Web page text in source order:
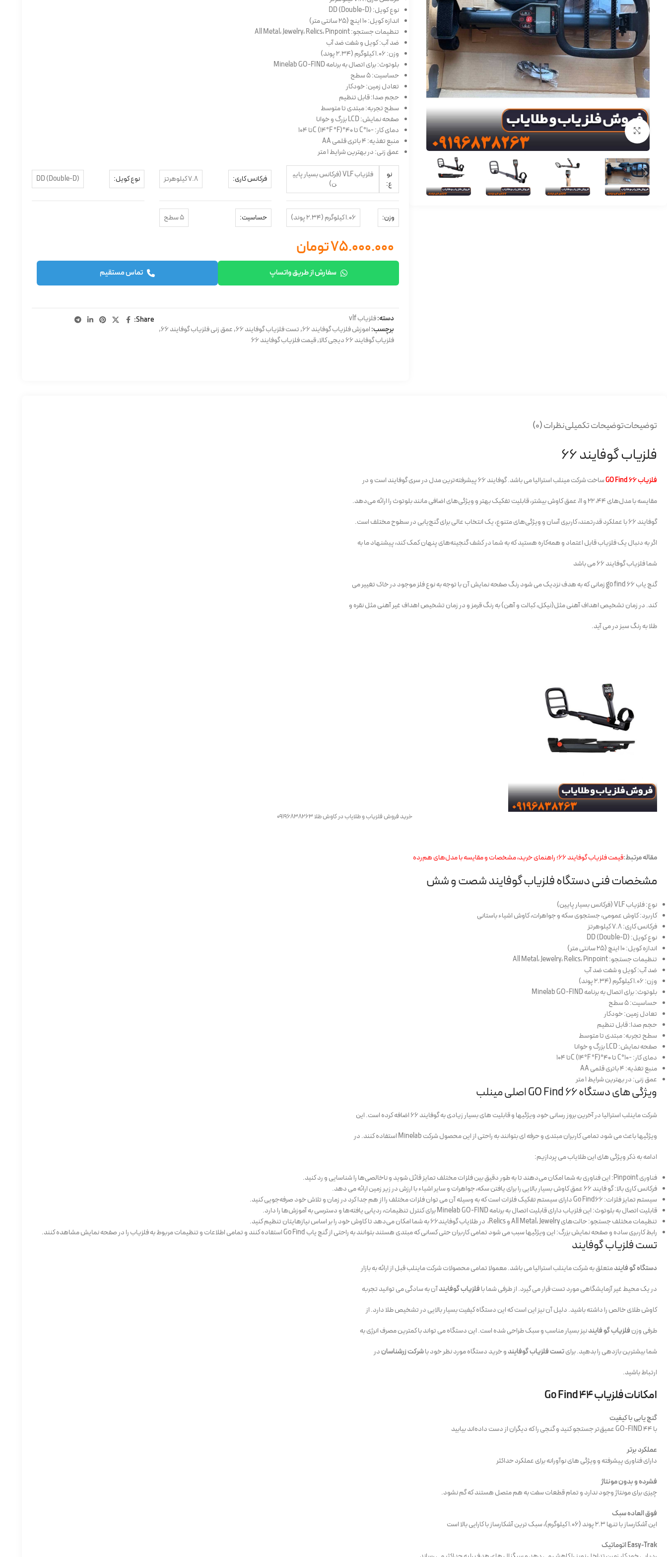
برای بزرگنمایی کلیک کنید
نوع کویل: DD (Double-D)
اندازه کویل: 10 اینچ (25 سانتی متر)
تنظیمات جستجو: All Metal، Jewelry، Relics، Pinpoint
ضد آب: کویل و شفت ضد آب
وزن: 1.06 کیلوگرم (2.34 پوند)
بلوتوث: برای اتصال به برنامه Minelab GO-FIND
حساسیت: 5 سطح
تعادل زمین: خودکار
حجم صدا: قابل تنظیم
سطح تجربه: مبتدی تا متوسط
صفحه نمایش: LCD بزرگ و خوانا
دمای کار: -10°C تا 40°C (14°F °F)تا 104
منبع تغذیه: 4 باتری قلمی AA
عمق زنی: در بهترین شرایط 1 متر
نو
ع:
فلزیاب VLF (فرکانس بسیار پایی
ن)
فرکانس کاری: 7.8 کیلوهرتز نوع کویل: DD (Double-D)
وزن: 1.06 کیلوگرم (2.34 پوند) حساسیت: 5 سطح
۷۵.۰۰۰.۰۰۰تومان
سفارش از طریق واتساپ تماس مستقیم
دسته:فلزیاب vlf
برچسب:اموزش فلزیاب گوفایند 66 ,تست فلزیاب گوفایند 66 ,عمق زنی فلزیاب گوفایند 66
,
فلزیاب گوفایند 66 دیجی کالا
,قیمت فلزیاب گوفایند 66
Share:
توضیحاتتوضیحات تکمیلینظرات (0)
فلزیاب گوفایند 66
فلزیاب GO Find 66
ساخت شرکت مینلب استرالیا می باشد. گوفایند 66 پیشرفته‌ترین مدل در سری گوفایند است و در
مقایسه با مدل‌های 44، 22 و 11، عمق کاوش بیشتر، قابلیت تفکیک بهتر و ویژگی‌های اضافی مانند بلوتوث را ارائه می‌دهد.
گوفایند 66 با عملکرد قدرتمند، کاربری آسان و ویژگی‌های متنوع، یک انتخاب عالی برای گنج‌یابی در سطوح مختلف است.
اگر به دنبال یک فلزیاب قابل اعتماد و همه‌کاره هستید که به شما در کشف گنجینه‌های پنهان کمک کند، پیشنهاد ما به
شما فلزیاب گوفایند 66 می باشد
گنج یاب go find 66 زمانی که به هدف نزدیک می شود رنگ صفحه نمایش آن با توجه به نوع فلز موجود در خاک تغییر می
کند. در زمان تشخیص اهداف آهنی مثل(نیکل، کبالت و آهن) به رنگ قرمز و در زمان تشخیص اهداف غیر آهنی مثل نقره و
طلا به رنگ سبز در می آید.
خرید فروش فلزیاب و طلایاب در کاوش طلا 09196838263
مقاله مرتبط:قیمت فلزیاب گوفایند 66؛ راهنمای خرید، مشخصات و مقایسه با مدل‌های هم‌رده
مشخصات فنی دستگاه فلزیاب گوفایند شصت و شش
نوع: فلزیاب VLF (فرکانس بسیار پایین)
کاربرد: کاوش عمومی، جستجوی سکه و جواهرات، کاوش اشیاء باستانی
فرکانس کاری: 7.8 کیلوهرتز
نوع کویل: DD (Double-D)
اندازه کویل: 10 اینچ (25 سانتی متر)
تنظیمات جستجو: All Metal، Jewelry، Relics، Pinpoint
ضد آب: کویل و شفت ضد آب
وزن: 1.06 کیلوگرم (2.34 پوند)
بلوتوث: برای اتصال به برنامه Minelab GO-FIND
حساسیت: 5 سطح
تعادل زمین: خودکار
حجم صدا: قابل تنظیم
سطح تجربه: مبتدی تا متوسط
صفحه نمایش: LCD بزرگ و خوانا
دمای کار: -10°C تا 40°C (14°F °F)تا 104
منبع تغذیه: 4 باتری قلمی AA
عمق زنی: در بهترین شرایط 1 متر
ویژگی های دستگاه GO Find 66 اصلی مینلب
شرکت ماینلب استرالیا در آخرین بروز رسانی خود ویژگیها و قابلیت های بسیار زیادی به گوفایند 66 اضافه کرده است. این
ویژگیها باعث می شود تمامی کاربران مبتدی و حرفه ای بتوانند به راحتی از این محصول شرکت Minelab استفاده کنند. در
ادامه به ذکر ویژگی های این طلایاب می پردازیم:
فناوری Pinpoint: این فناوری به شما امکان می‌دهند تا به طور دقیق بین فلزات مختلف تمایز قائل شوید و ناخالصی‌ها را شناسایی و رد کنید.
فرکانس کاری بالا: گو فایند 66 عمق کاوش بسیار بالایی را برای یافتن سکه، جواهرات و سایر اشیاء با ارزش در زیر زمین ارائه می دهد.
سیستم تمایز فلزات: Go Find66 دارای سیستم تفکیک فلزات است که به وسیله آن می توان فلزات مختلف را از هم جدا کرد در زمان و تلاش خود صرفه‌جویی کنید.
قابلیت اتصال به بلوتوث: این فلزیاب دارای قابلیت اتصال به برنامه Minelab GO-FIND برای کنترل تنظیمات، ردیابی یافته‌ها و دسترسی به آموزش‌ها را دارد.
تنظیمات مختلف جستجو: حالت‌های All Metal، Jewelry و Relics، در طلایاب گوفایند66 به شما امکان می‌دهد تا کاوش خود را بر اساس نیازهایتان تنظیم کنید.
رابط کاربری ساده و صفحه نمایش بزرگ: این ویژگیها سبب می شود تمامی کاربران حتی کسانی که مبتدی هستند بتوانند به راحتی از گنج یاب Go Find استفاده کنند و تمامی اطلاعات و تنظیمات مربوط به فلزیاب را در صفحه نمایش مشاهده کنند.
تست فلزیاب گوفایند
دستگاه گو فایندمتعلق به شرکت ماینلب استرالیا می باشد. معمولا تمامی محصولات شرکت ماینلب قبل از ارائه به بازار
در یک محیط غیر آزمایشگاهی مورد تست قرار می گیرد. از طرفی شما بافلزیاب گوفایندآن به سادگی می توانید تجربه
کاوش طلای خالص را داشته باشید. دلیل آن نیز این است که این دستگاه کیفیت بسیار بالایی در تشخیص طلا دارد. از
طرفی وزنفلزیاب گو فایندنیز بسیار مناسب و سبک طراحی شده است. این دستگاه می تواند با کمترین مصرف انرژی به
شما بیشترین بازدهی را بدهید. برایتست فلزیاب گوفایندو خرید دستگاه مورد نظر خود باشرکت زرشناساندر
ارتباط باشید.
امکانات فلزیاب Go Find 44
گنج یابی با کیفیت
با GO-FIND 44 عمیق‌تر جستجو کنید و گنجی را که دیگران از دست داده‌اند بیابید
عملکرد برتر
دارای فناوری پیشرفته و ویژگی های نوآورانه برای عملکرد حداکثر
فشرده و بدون مونتاژ
چیزی برای مونتاژ وجود ندارد و تمام قطعات سفت به هم متصل هستند که گم نشود.
فوق العاده سبک
این آشکارساز با تنها 2.3 پوند (1.06 کیلوگرم)، سبک ترین آشکارساز با کارایی بالا است
Easy-Trak اتوماتیک